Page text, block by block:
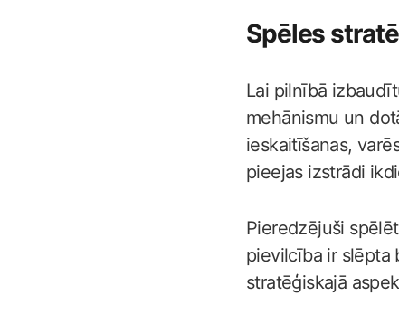
Spēles
Lai pilnībā
mehānismu un
ieskaitīšanas,
pieejas izstrādi
Pieredzējuši
pievilcība ir slēpta
stratēģiskajā